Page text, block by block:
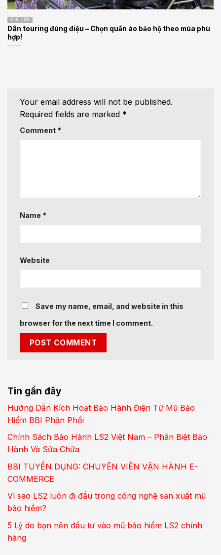
TIN TỨC
Dân touring đúng điệu – Chọn quần áo bảo hộ theo mùa phù
hợp!
Your email address will not be published.
Required fields are marked *
Comment *
Name *
Website
Save my name, email, and website in this
browser for the next time I comment.
Tin gần đây
Hướng Dẫn Kích Hoạt Bảo Hành Điện Tử Mũ Bảo
Hiểm BBI Phân Phối
Chính Sách Bảo Hành LS2 Việt Nam – Phân Biệt Bảo
Hành Và Sửa Chữa
BBI TUYỂN DỤNG: CHUYÊN VIÊN VẬN HÀNH E-
COMMERCE
Vì sao LS2 luôn đi đầu trong công nghệ sản xuất mũ
bảo hiểm?
5 Lý do bạn nên đầu tư vào mũ bảo hiểm LS2 chính
hãng